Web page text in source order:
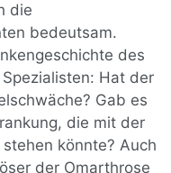
die
bedeutsam.
des
Hat der
Gab es
die mit der
könnte? Auch
der Omarthrose